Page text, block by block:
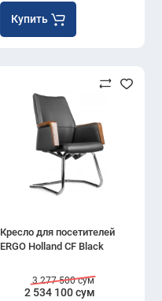
Купить
Кресло для посетителей
ERGO Holland CF Black
2 534 100 сум
3 277 500 сум